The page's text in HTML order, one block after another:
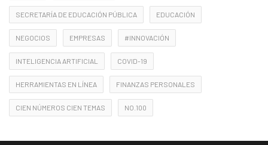
SECRETARÍA DE EDUCACIÓN PÚBLICA EDUCACIÓN
NEGOCIOS EMPRESAS #INNOVACIÓN
INTELIGENCIA ARTIFICIAL COVID-19
HERRAMIENTAS EN LÍNEA FINANZAS PERSONALES
CIEN NÚMEROS CIEN TEMAS NO.100